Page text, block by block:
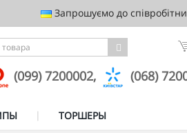
Запрошуємо до
(099) 7200002, (068)
ТОРШЕРЫ